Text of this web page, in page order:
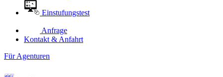
Einstufungstest
Anfrage
Kontakt & Anfahrt
Für Agenturen